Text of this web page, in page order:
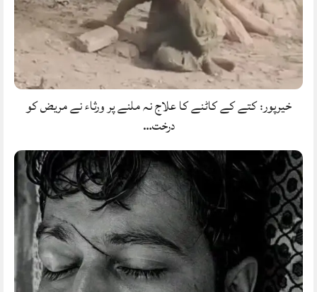
خیرپور: کتے کے کاٹنے کا علاج نہ ملنے پر ورثاء نے مریض کو
درخت…